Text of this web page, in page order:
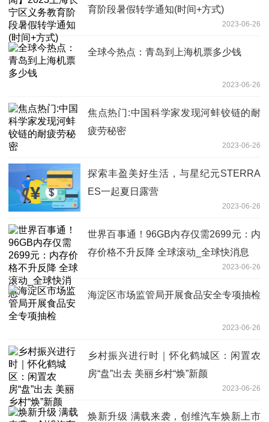
育阶段暑假转学通知(时间+方式)
2023-06-26
全球今热点：青岛到上海机票多少钱
2023-06-26
焦点热门:中国科学家发现河蚌铰链的耐
疲劳秘密
2023-06-26
探索丰盈美好生活，与星纪元STERRA
ES一起夏日露营
2023-06-26
世界百事通！96GB内存仅需2699元：内
存价格不升反降 全球滚动_全球快消息
2023-06-26
海淀区市场监管局开展食品安全专项抽检
2023-06-26
乡村振兴进行时｜怀化鹤城区：闲置农
房“盘”出去 美丽乡村“焕”新颜
2023-06-26
焕新升级 满载来袭，创维汽车焕新上市